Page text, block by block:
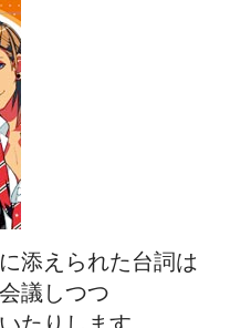
添えられた台詞は
議しつつ